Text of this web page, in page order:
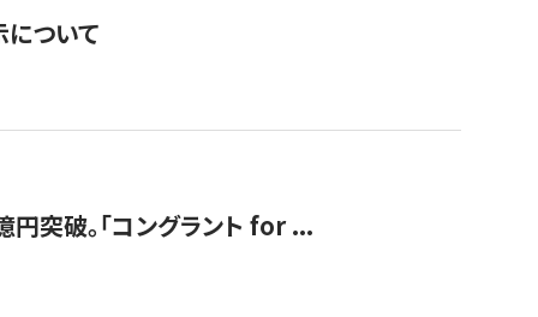
ついて
突破。「コングラント for ...